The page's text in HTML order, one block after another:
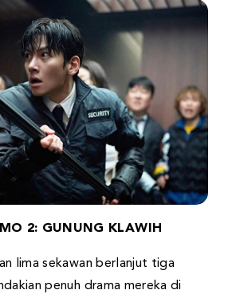
2: GUNUNG KLAWIH
lima sekawan berlanjut tiga
penuh drama mereka di